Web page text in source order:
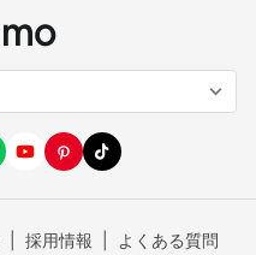
採用情報 よくある質問